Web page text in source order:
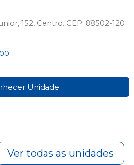
152, Centro. CEP: 88502-120
Unidade
Ver todas as unidades